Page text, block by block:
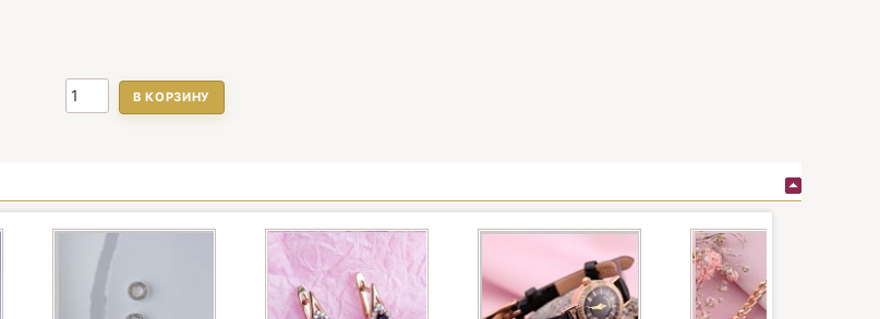
В КОРЗИНУ